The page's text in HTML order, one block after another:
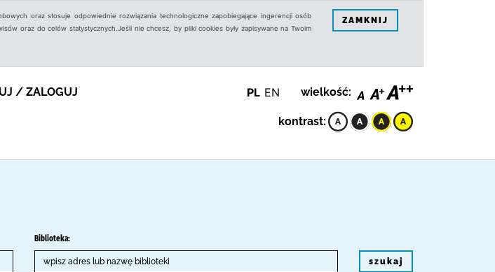
oraz stosuje odpowiednie rozwiązania technologiczne zapobiegające ingerencji osób
oraz do celów statystycznych.Jeśli nie chcesz, by pliki cookies były zapisywane na Twoim
ZAMKNIJ
/ ZALOGUJ PL EN wielkość:
kontrast:
Biblioteka:
szukaj